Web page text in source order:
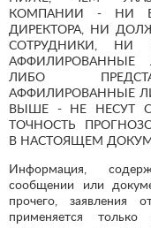
КОМПАНИИ - НИ
ДИРЕКТОРА, НИ
СОТРУДНИКИ, НИ
ЛИБО
АФФИЛИРОВАННЫЕ
ВЫШЕ - НЕ НЕСУТ
ТОЧНОСТЬ
В НАСТОЯЩЕМ
Информация,
сообщении или
прочего, заявления
применяется